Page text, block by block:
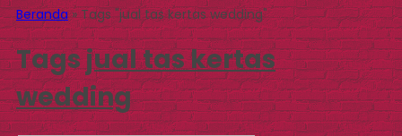
Beranda»Tags "jual tas kertas wedding"
Tagsjual tas kertas
wedding